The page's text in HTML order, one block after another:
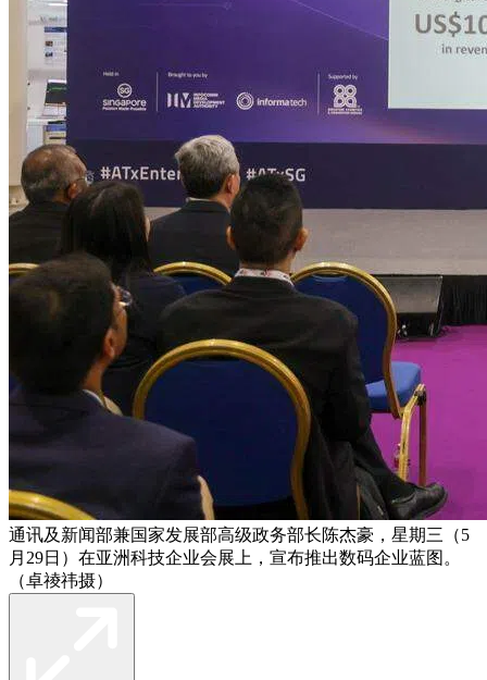
通讯及新闻部兼国家发展部高级政务部长陈杰豪，星期三（5
月29日）在亚洲科技企业会展上，宣布推出数码企业蓝图。
（卓祾祎摄）